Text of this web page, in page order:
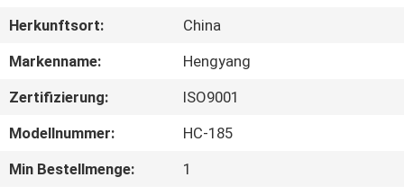
UNS
AUSFLUG
QUALITÄTSKONTROLLE
Herkunftsort:
China
Markenname:
Hengyang
Zertifizierung:
ISO9001
Modellnummer:
HC-185
Min Bestellmenge:
1